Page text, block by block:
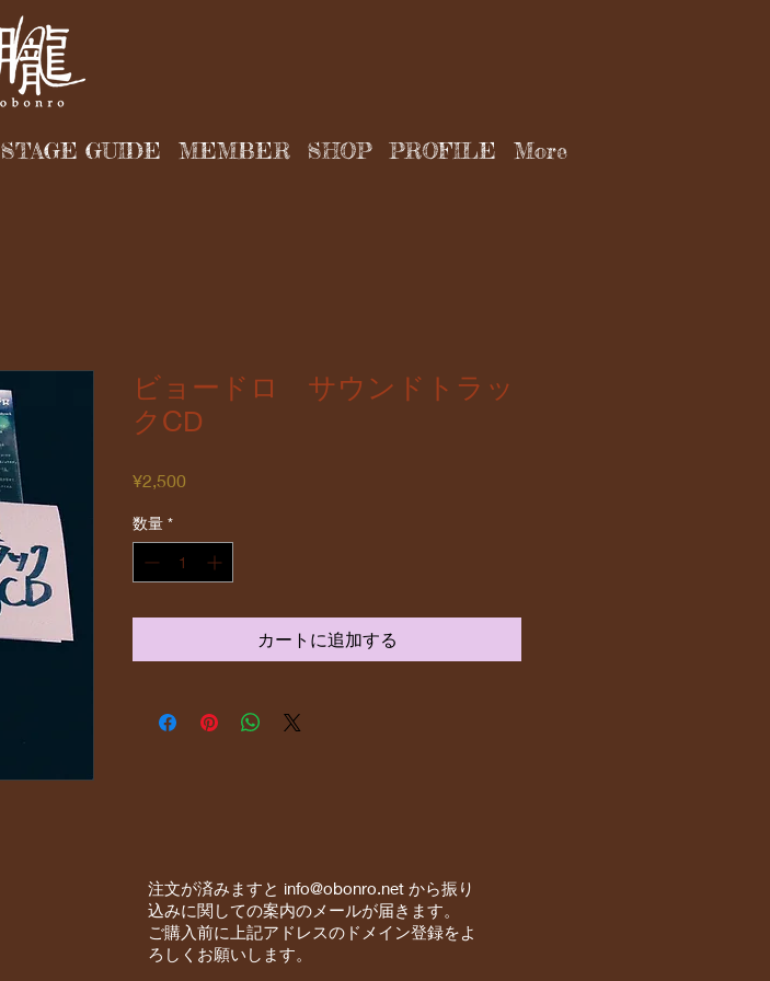
STAGE GUIDE MEMBER SHOP PROFILE More
ビョードロ サウンドトラッ
クCD
¥2,500
数量 *
カートに追加する
注文が済みますと info@obonro.net から振り
込みに関しての案内のメールが届きます。
ご購入前に上記アドレスのドメイン登録をよ
ろしくお願いします。